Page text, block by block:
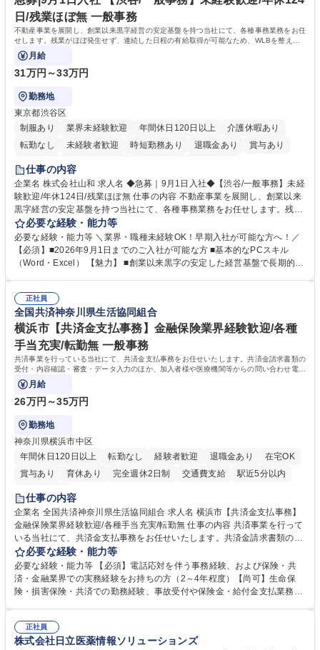
す。 学歴・資格 学歴：大学院 大学 高専 短大 専修学校 高校 語学力： 資
格：
日/残業ほぼ無 一般事務
不動産事業を展開し、創業以来黒字経営の安定基盤を持つ当社にて、各種事務業務をお任
せします。残業がほぼ発生せず、連続した日程の有給取得が可能なため、WLBを整えた
い方にお勧めの環境です！
月給
31万円～33万円
勤務地
東京都渋谷区
制服あり
業界未経験歓迎 年間休日120日以上
介護休暇あり
転勤なし
未経験者歓迎 時短勤務あり 退職金あり
賞与あり
育休あり
完全週休2日制
仕事の内容
企業名 株式会社山和 求人名 ◆急募｜9月1日入社◆【渋谷/一般事務】未経
験歓迎/年休124日/残業ほぼ無 仕事の内容 不動産事業を展開し、創業以来
黒字経営の安定基盤を持つ当社にて、各種事務業務をお任せします。残業
がほぼ発生せず、連続した日程の有給取得が可能なため、WLBを整えたい
方にお勧めの環境です！ 入社後はOJTを通じて丁寧に研修を行いますの
で、事務未経験の方でも安心して臨むことができます。 【業務詳細】■電
話・来客対応 ■物件の鍵や社内の備品管理 ■データ入力や書類作成 ■契約
必要な経験・能力等
必要な経験・能力等 ＼業界・職種未経験OK！早期入社が可能な方へ！／
【必須】■2026年9月1日までのご入社が可能な方 ■基本的なPCスキル
（Word・Excel） 【魅力】 ■創業以来黒字の安定した経営基盤で長期的に
のOJTで業務を習得可能、未経験でもしっかりサポート 学歴・資格 学
歴：大学院 大学 高専 短大 語学力： 資格：
正社員
全国共済神奈川県生活協同組合
横浜市【共済金支払事務】金融保険業界経験歓迎/各種
手当充実/転勤無 一般事務
共済事業を行っている当社にて、共済金支払事務をお任せいたします。共済金請求書類の
受付・内容確認・審査・データ入力のほか、加入者様や医療機関等からの問い合わせ電話
対応や書類発送等を担当します。
月給
26万円～35万円
勤務地
神奈川県横浜市中区
年間休日120日以上
転勤なし 経験者歓迎 退職金あり
在宅OK
賞与あり
育休あり 完全週休2日制 交通費支給
駅近5分以内
土日祝休み
仕事の内容
企業名 全国共済神奈川県生活協同組合 求人名 横浜市【共済金支払事務】
金融保険業界経験歓迎/各種手当充実/転勤無 仕事の内容 共済事業を行って
いる当社にて、共済金支払事務をお任せいたします。共済金請求書類の受
付・内容確認・審査・データ入力のほか、加入者様や医療機関等からの問
い合わせ電話対応や書類発送等を担当します。 ■共済金請求書類の受付、
内容確認、および共済金支払に関する審査・事務処理業務全般を担当 ■専
用システムへのデータ入力、各種必要書類の作成・発送作業 ■加入者様や
指定する業務 募集職種 横浜市【共済金支払事務】金融保険業界経験歓迎/
各種手当充実/転勤無
必要な経験・能力等
必要な経験・能力等 【必須】電話応対を伴う事務経験、および保険・共
済・金融業界での実務経験をお持ちの方（2～4年程度）【尚可】生命保
険・損害保険・共済での勤務経験、事故受付や保険金・給付金支払業務経
務へのキャリアチェンジ希望者も大歓迎です！ 学歴・資格 学歴：大学院
大学 高専 短大 専修学校 高校 語学力： 資格：
正社員
株式会社日立医薬情報ソリューションズ